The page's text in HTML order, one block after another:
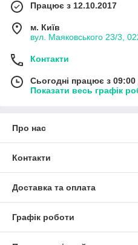
Працює з 12.10.2017
м. Київ
вул. Маяковського 23/3,
Контакти
Сьогодні працює з
Показати весь графік
Про нас
Контакти
Доставка та оплата
Графік роботи